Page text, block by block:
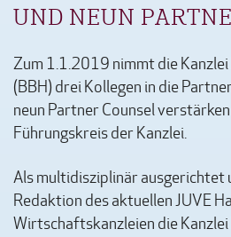
UND NEUN
Zum 1.1.2019 nimmt die
(BBH) drei Kollegen in die
neun Partner Counsel
Führungskreis der Kanzlei.
Als multidisziplinär ausgerichtet
Redaktion des aktuellen JUVE
Wirtschaftskanzleien die Kanzlei